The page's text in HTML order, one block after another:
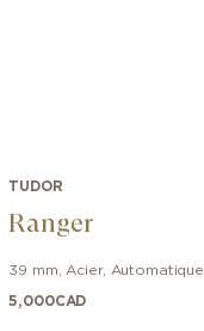
TUDOR
Ranger
39 mm Acier, Automatique
5,000CAD